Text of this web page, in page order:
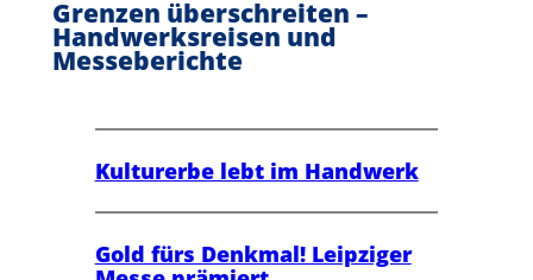
Grenzen überschreiten –
Handwerksreisen und
Messeberichte
Kulturerbe lebt im Handwerk
Gold fürs Denkmal! Leipziger